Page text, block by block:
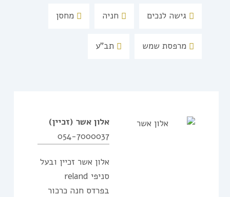
גישה לנכים חניה מחסן
מרפסת שמש תב"ע
אלון אשר (זכיין)
054-7000037
אלון אשר זכיין ובעל
סניפי reland
בפרדס חנה כרכור